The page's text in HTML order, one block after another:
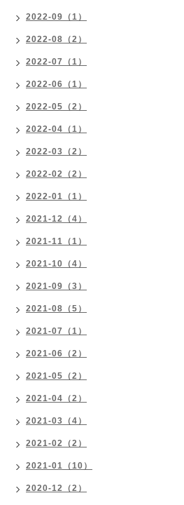
2022-09（1）
2022-08（2）
2022-07（1）
2022-06（1）
2022-05（2）
2022-04（1）
2022-03（2）
2022-02（2）
2022-01（1）
2021-12（4）
2021-11（1）
2021-10（4）
2021-09（3）
2021-08（5）
2021-07（1）
2021-06（2）
2021-05（2）
2021-04（2）
2021-03（4）
2021-02（2）
2021-01（10）
2020-12（2）